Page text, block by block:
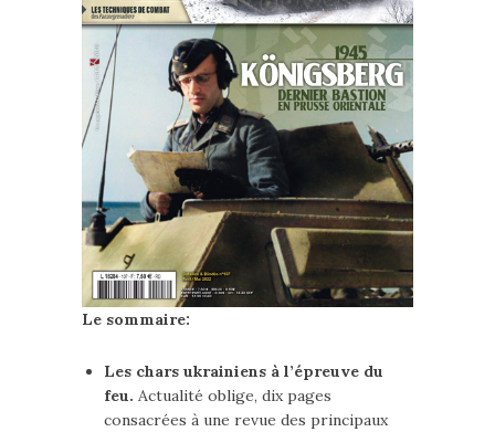
Le sommaire:
Les chars ukrainiens à l’épreuve du
feu. Actualité oblige, dix pages
consacrées à une revue des principaux